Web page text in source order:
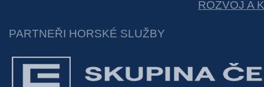
ROZVOJ A
PARTNEŘI HORSKÉ SLUŽBY